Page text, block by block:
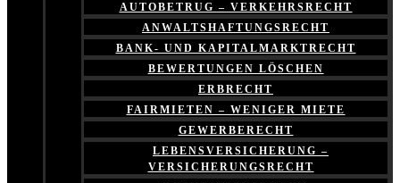
AUTOBETRUG – VERKEHRSRECHT
ANWALTSHAFTUNGSRECHT
BANK- UND KAPITALMARKTRECHT
BEWERTUNGEN LÖSCHEN
ERBRECHT
FAIRMIETEN – WENIGER MIETE
GEWERBERECHT
LEBENSVERSICHERUNG –
VERSICHERUNGSRECHT